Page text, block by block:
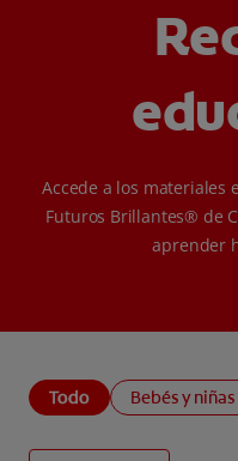
Accede a los materiales
Futuros Brillantes® de
aprender
Todo Bebés y